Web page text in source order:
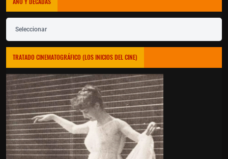
Seleccionar
TRATADO CINEMATOGRÁFICO (LOS INICIOS DEL CINE)